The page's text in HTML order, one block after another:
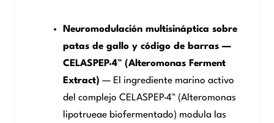
Neuromodulación multisináptica sobre
patas de gallo y código de barras —
CELASPEP·4™ (Alteromonas Ferment
Extract) — El ingrediente marino activo
del complejo CELASPEP·4™ (Alteromonas
lipotrueae biofermentado) modula las